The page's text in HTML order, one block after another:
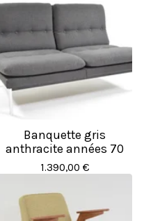
Banquette gris
anthracite années 70
1.390,00 €